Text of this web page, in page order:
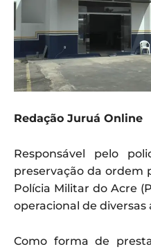
Redação Juruá Online
Responsável pelo
preservação da ordem
Polícia Militar do Acre
operacional de diversas
Como forma de